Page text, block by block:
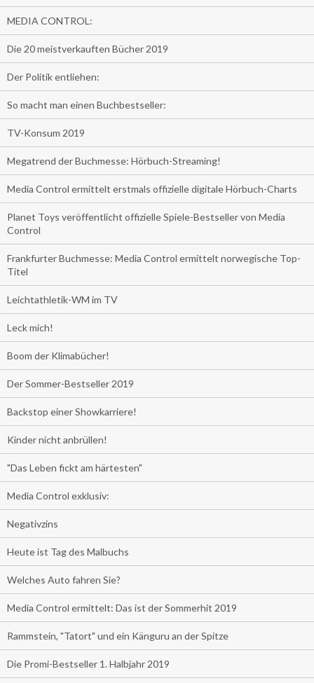
MEDIA CONTROL:
Die 20 meistverkauften Bücher 2019
Der Politik entliehen:
So macht man einen Buchbestseller:
TV-Konsum 2019
Megatrend der Buchmesse: Hörbuch-Streaming!
Media Control ermittelt erstmals offizielle digitale Hörbuch-Charts
Planet Toys veröffentlicht offizielle Spiele-Bestseller von Media
Control
Frankfurter Buchmesse: Media Control ermittelt norwegische Top-
Titel
Leichtathletik-WM im TV
Leck mich!
Boom der Klimabücher!
Der Sommer-Bestseller 2019
Backstop einer Showkarriere!
Kinder nicht anbrüllen!
"Das Leben fickt am härtesten"
Media Control exklusiv:
Negativzins
Heute ist Tag des Malbuchs
Welches Auto fahren Sie?
Media Control ermittelt: Das ist der Sommerhit 2019
Rammstein, "Tatort" und ein Känguru an der Spitze
Die Promi-Bestseller 1. Halbjahr 2019